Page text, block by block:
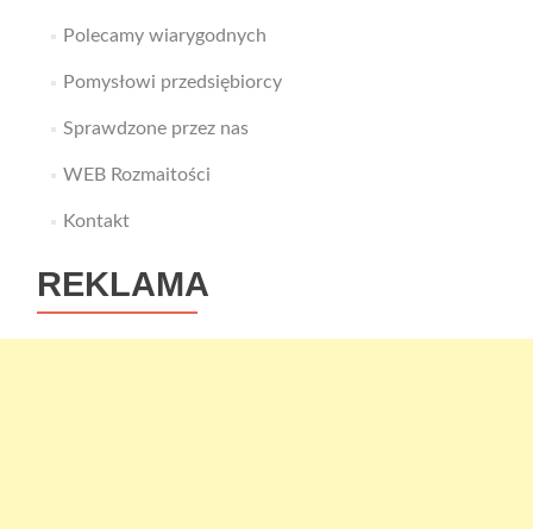
Polecamy wiarygodnych
Pomysłowi przedsiębiorcy
Sprawdzone przez nas
WEB Rozmaitości
Kontakt
REKLAMA